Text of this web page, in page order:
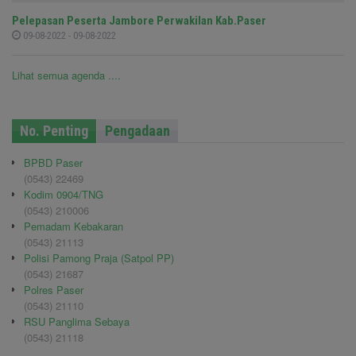
Pelepasan Peserta Jambore Perwakilan Kab.Paser
09-08-2022 - 09-08-2022
Lihat semua agenda ....
No. Penting Pengadaan
BPBD Paser
(0543) 22469
Kodim 0904/TNG
(0543) 210006
Pemadam Kebakaran
(0543) 21113
Polisi Pamong Praja (Satpol PP)
(0543) 21687
Polres Paser
(0543) 21110
RSU Panglima Sebaya
(0543) 21118